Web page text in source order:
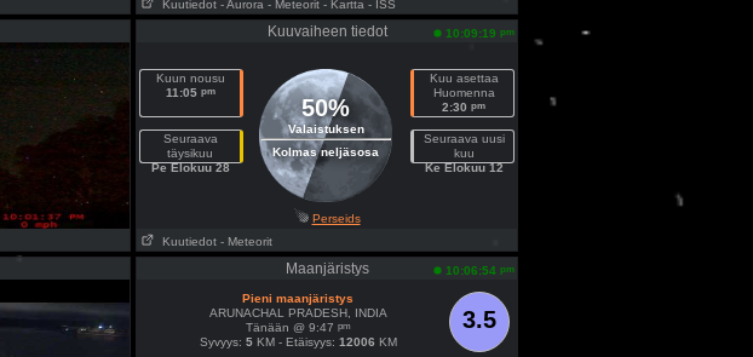
Kuutiedot - Aurora - Meteorit - Kartta - ISS
Kuuvaiheen tiedot 10:09:19 pm
Kuun nousu
11:05 pm
Seuraava
täysikuu
Pe Elokuu 28
50%
Valaistuksen
Kolmas neljäsosa
Kuu asettaa
Huomenna
2:30 pm
Seuraava uusi
kuu
Ke Elokuu 12
Perseids
Kuutiedot - Meteorit
Maanjäristys 10:06:54 pm
3.5
Pieni maanjäristys
ARUNACHAL PRADESH, INDIA
Tänään @ 9:47 pm
Syvyys: 5KM - Etäisyys: 12006 KM